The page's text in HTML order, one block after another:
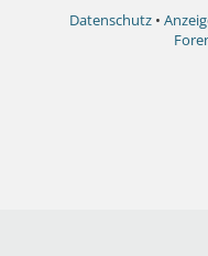
Datenschutz •